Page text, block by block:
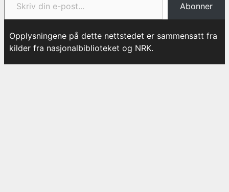
Abonner
Opplysningene på dette nettstedet er sammensatt fra
kilder fra nasjonalbiblioteket og NRK.